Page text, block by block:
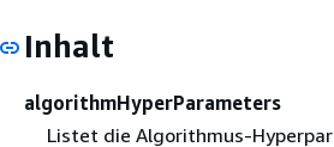
Inhalt
algorithmHyperParameters
Listet die Algorithmus-